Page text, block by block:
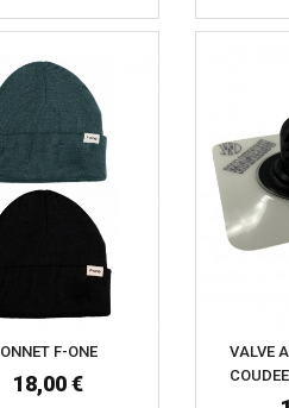
F-ONE
18,00 €
VALVE